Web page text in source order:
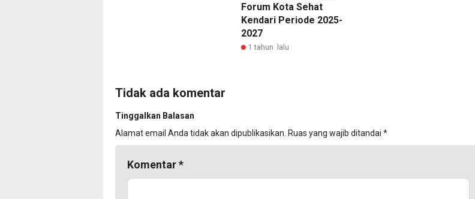
Forum Kota Sehat
Kendari Periode 2025-
2027
1 tahun lalu
Tidak ada komentar
Tinggalkan Balasan
Alamat email Anda tidak akan dipublikasikan. Ruas yang wajib ditandai *
Komentar*